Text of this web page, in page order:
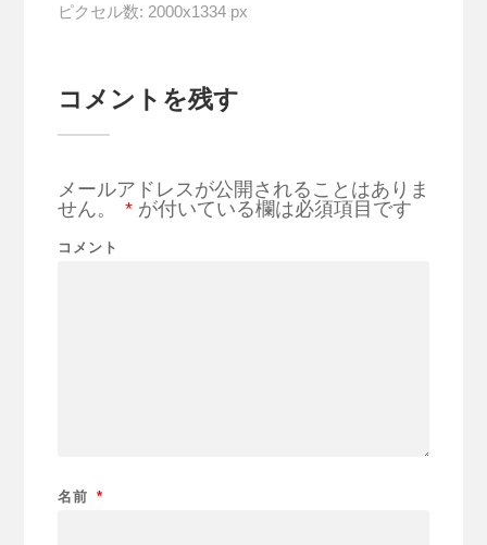
ピクセル数: 2000x1334 px
コメントを残す
メールアドレスが公開されることはありま
せん。
*が付いている欄は必須項目です
コメント
名前 *